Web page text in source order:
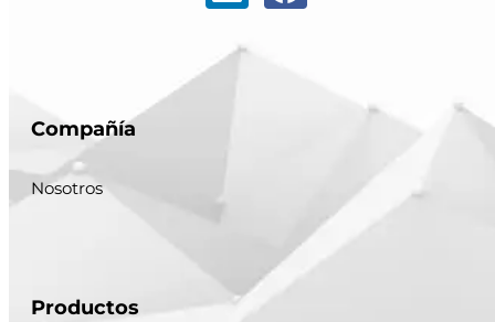
Compañía
Nosotros
Productos